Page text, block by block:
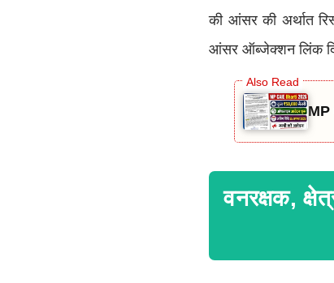
की आंसर की अर्थात
आंसर ऑब्जेक्शन लिंक
MP
वनरक्षक,